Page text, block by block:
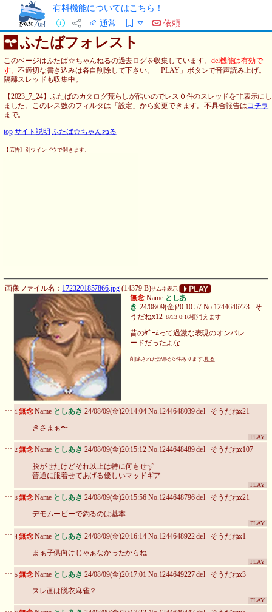
有料機能についてはこちら！
通常
依頼